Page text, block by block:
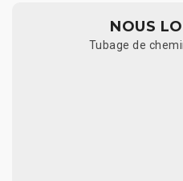
NOUS
Tubage de